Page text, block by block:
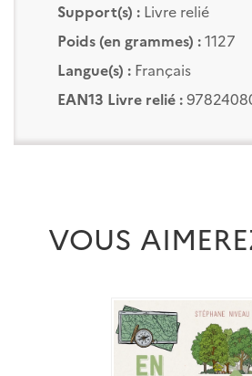
Support(s) :Livre relié
Poids (en grammes) :1127
Langue(s) :Français
EAN13 Livre relié :
VOUS